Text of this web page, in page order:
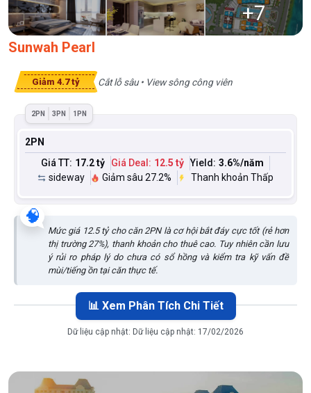
+7
Sunwah Pearl
Giảm 4.7 tỷ Cắt lỗ sâu • View sông công viên
2PN 3PN 1PN
2PN
Giá TT: 17.2 tỷ Giá Deal: 12.5 tỷ Yield: 3.6%/năm
sideway
Giảm sâu 27.2% Thanh khoản Thấp
🧠
Mức giá 12.5 tỷ cho căn 2PN là cơ hội bắt đáy cực tốt (rẻ hơn
thị trường 27%), thanh khoản cho thuê cao. Tuy nhiên cần lưu
ý rủi ro pháp lý do chưa có sổ hồng và kiểm tra kỹ vấn đề
mùi/tiếng ồn tại căn thực tế.
📊 Xem Phân Tích Chi Tiết
Dữ liệu cập nhật: Dữ liệu cập nhật: 17/02/2026